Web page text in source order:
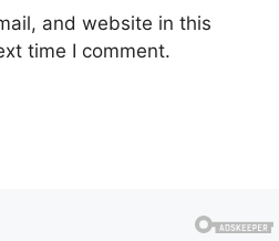
and website in this
time I comment.